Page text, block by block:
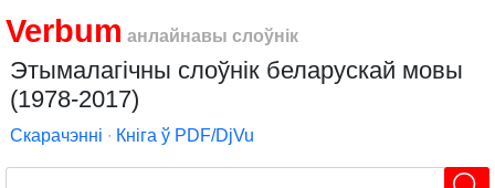
Verbum анлайнавы слоўнік
Этымалагічны слоўнік беларускай мовы
(1978-2017)
Скарачэнні ∙ Кніга ў PDF/DjVu